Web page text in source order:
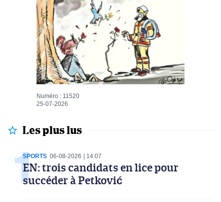
Numéro : 11520
25-07-2026
Les plus lus
SPORTS 06-08-2026 14:07
EN: trois candidats en lice pour
succéder à Petković